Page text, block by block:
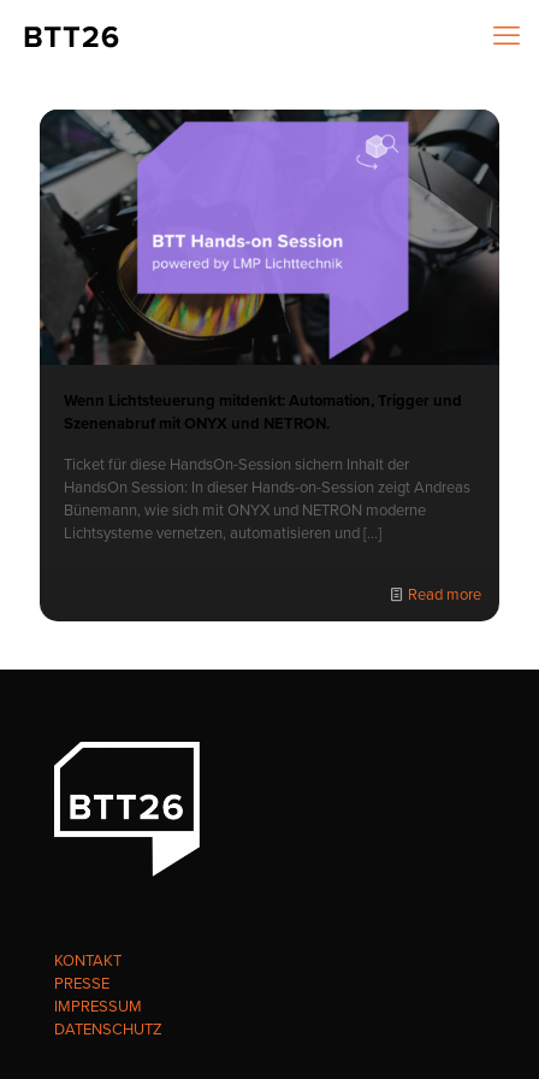
Wenn Lichtsteuerung mitdenkt: Automation, Trigger und
Szenenabruf mit ONYX und NETRON.
Ticket für diese HandsOn-Session sichern Inhalt der
HandsOn Session: In dieser Hands-on-Session zeigt Andreas
Bünemann, wie sich mit ONYX und NETRON moderne
Lichtsysteme vernetzen, automatisieren und[…]
Read more
KONTAKT
PRESSE
IMPRESSUM
DATENSCHUTZ